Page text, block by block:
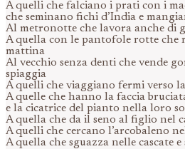
A quelli che falciano i prati con i
che seminano fichi d’India e
Al metronotte che lavora anche di
A quella con le pantofole rotte
mattina
Al vecchio senza denti che vende
spiaggia
A quelli che viaggiano fermi verso
A quelle che hanno la faccia
e la cicatrice del pianto nella loro
A quella che da il seno al figlio nel
A quelli che cercano l’arcobaleno
A quella che sguazza nelle cascate